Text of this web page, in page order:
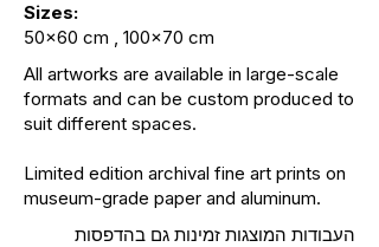
Sizes:
50x60 cm , 100x70 cm
All artworks are available in large-scale
formats and can be custom produced to
suit different spaces.
Limited edition archival fine art prints on
museum-grade paper and aluminum.
העבודות המוצגות זמינות גם בהדפסות